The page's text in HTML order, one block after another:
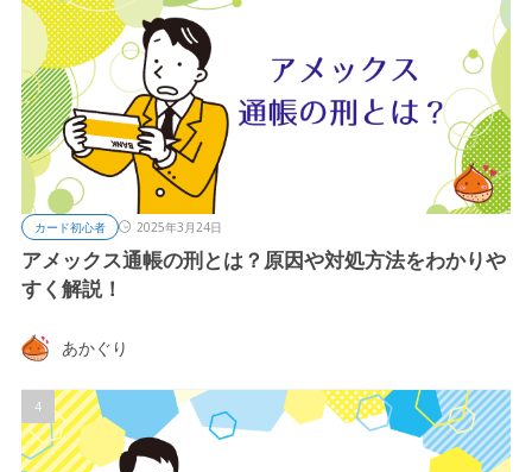
カード初心者 2025年3月24日
アメックス通帳の刑とは？原因や対処方法をわかりや
すく解説！
あかぐり